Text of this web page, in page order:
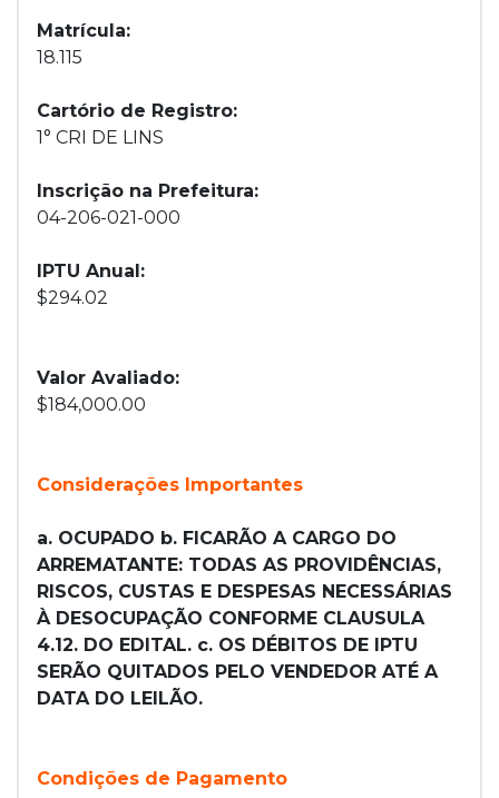
Matrícula:
18.115
Cartório de Registro:
1° CRI DE LINS
Inscrição na Prefeitura:
04-206-021-000
IPTU Anual:
$294.02
Valor Avaliado:
$184,000.00
Considerações Importantes
a. OCUPADO b. FICARÃO A CARGO DO
ARREMATANTE: TODAS AS PROVIDÊNCIAS,
RISCOS, CUSTAS E DESPESAS NECESSÁRIAS
À DESOCUPAÇÃO CONFORME CLAUSULA
4.12. DO EDITAL. c. OS DÉBITOS DE IPTU
SERÃO QUITADOS PELO VENDEDOR ATÉ A
DATA DO LEILÃO.
Condições de Pagamento